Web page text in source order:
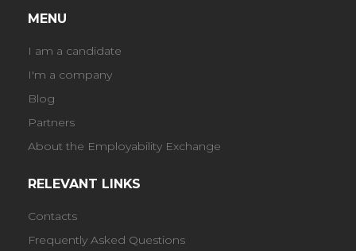
MENU
I am a candidate
I'm a company
Blog
Partners
About the Employability Exchange
RELEVANT LINKS
Contacts
Frequently Asked Questions